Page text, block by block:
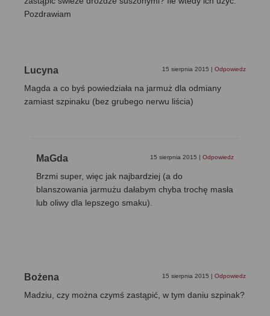
Pozdrawiam
Lucyna 15 sierpnia 2015 | Odpowiedz
Magda a co byś powiedziała na jarmuż dla odmiany
zamiast szpinaku (bez grubego nerwu liścia)
MaGda 15 sierpnia 2015 | Odpowiedz
Brzmi super, więc jak najbardziej (a do
blanszowania jarmużu dałabym chyba trochę masła
lub oliwy dla lepszego smaku).
Bożena 15 sierpnia 2015 | Odpowiedz
Madziu, czy można czymś zastąpić, w tym daniu szpinak?